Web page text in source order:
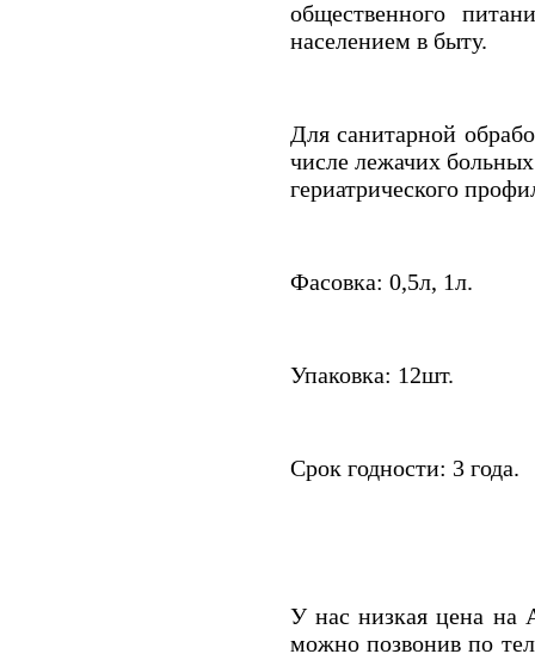
общественного
населением в быту.
Для санитарной
числе лежачих
гериатрического
Фасовка: 0,5л, 1л.
Упаковка: 12шт.
Срок годности: 3 года.
У нас низкая цена
можно позвонив по